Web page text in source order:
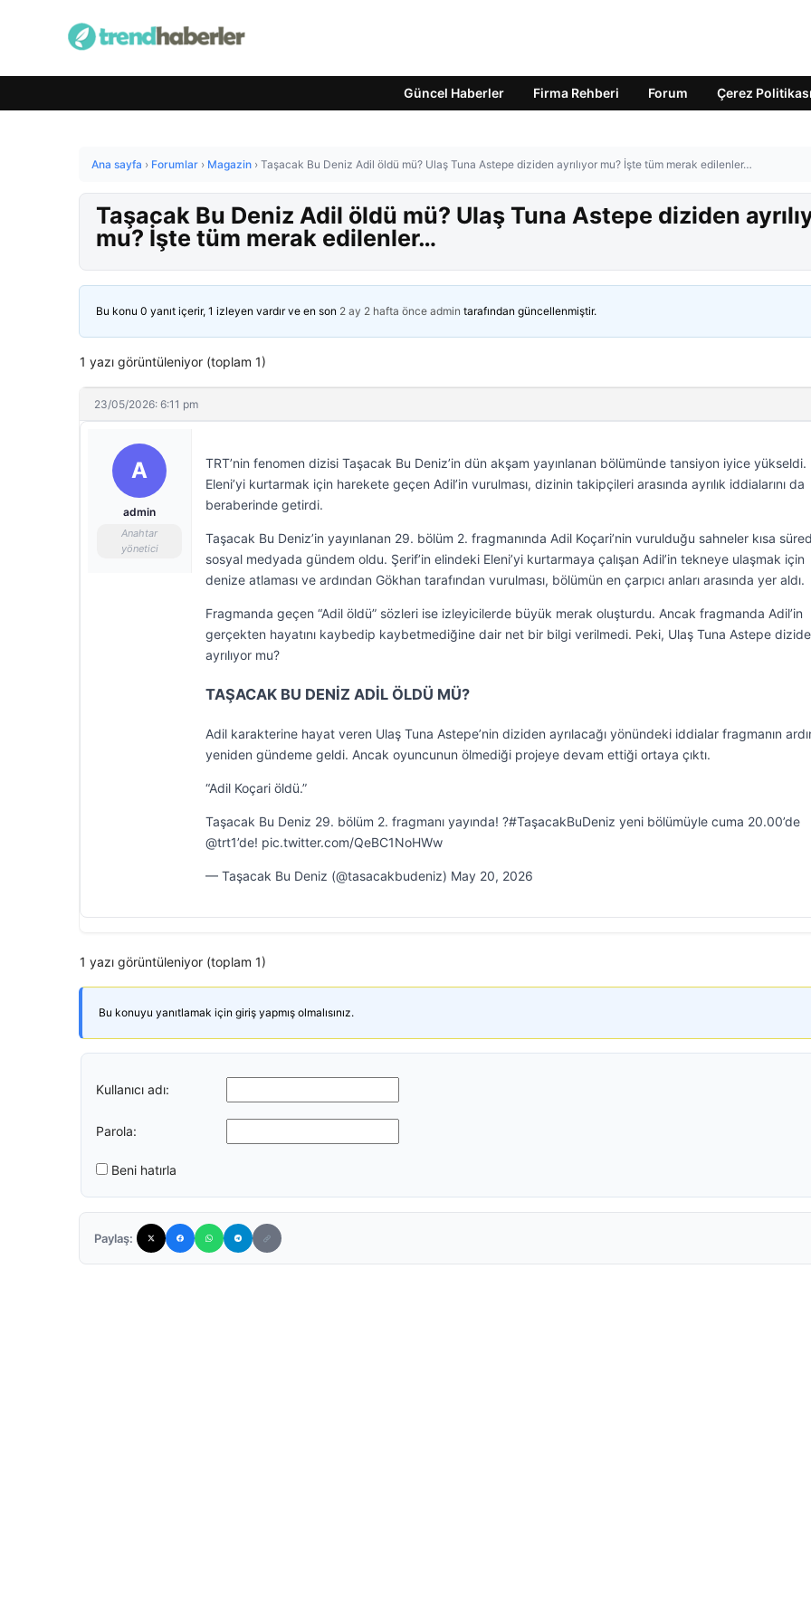
Güncel Haberler Firma Rehberi Forum Çerez Politikası
Ana sayfa › Forumlar › Magazin › Taşacak Bu Deniz Adil öldü mü? Ulaş Tuna Astepe diziden ayrılıyor mu? İşte tüm merak edilenler…
Taşacak Bu Deniz Adil öldü mü? Ulaş Tuna Astepe diziden
mu? İşte tüm merak edilenler…
Bu konu 0 yanıt içerir, 1 izleyen vardır ve en son 2 ay 2 hafta önce admin tarafından güncellenmiştir.
1 yazı görüntüleniyor (toplam 1)
23/05/2026: 6:11 pm
A
admin
Anahtar
yönetici
TRT’nin fenomen dizisi Taşacak Bu Deniz’in dün akşam yayınlanan bölümünde tansiyon iyice yükseldi.
Eleni’yi kurtarmak için harekete geçen Adil’in vurulması, dizinin takipçileri arasında ayrılık iddialarını da
beraberinde getirdi.
Taşacak Bu Deniz’in yayınlanan 29. bölüm 2. fragmanında Adil Koçari’nin vurulduğu sahneler kısa
sosyal medyada gündem oldu. Şerif’in elindeki Eleni’yi kurtarmaya çalışan Adil’in tekneye ulaşmak için
denize atlaması ve ardından Gökhan tarafından vurulması, bölümün en çarpıcı anları arasında yer aldı.
Fragmanda geçen “Adil öldü” sözleri ise izleyicilerde büyük merak oluşturdu. Ancak fragmanda Adil’in
gerçekten hayatını kaybedip kaybetmediğine dair net bir bilgi verilmedi. Peki, Ulaş Tuna Astepe
ayrılıyor mu?
TAŞACAK BU DENİZ ADİL ÖLDÜ MÜ?
Adil karakterine hayat veren Ulaş Tuna Astepe’nin diziden ayrılacağı yönündeki iddialar fragmanın
yeniden gündeme geldi. Ancak oyuncunun ölmediği projeye devam ettiği ortaya çıktı.
“Adil Koçari öldü.”
Taşacak Bu Deniz 29. bölüm 2. fragmanı yayında! ?#TaşacakBuDeniz yeni bölümüyle cuma 20.00’de
@trt1’de! pic.twitter.com/QeBC1NoHWw
— Taşacak Bu Deniz (@tasacakbudeniz) May 20, 2026
1 yazı görüntüleniyor (toplam 1)
Bu konuyu yanıtlamak için giriş yapmış olmalısınız.
Kullanıcı adı:
Parola:
Beni hatırla
Paylaş: